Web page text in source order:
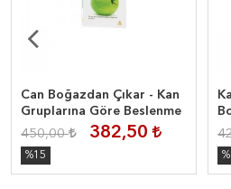
Can Boğazdan Çıkar - Kan
Gruplarına Göre Beslenme
450,00 382,50
%15